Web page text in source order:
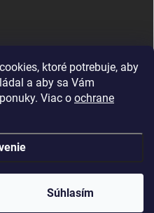
ktoré potrebuje, aby
a aby sa Vám
Viac o ochrane
Súhlasím
Shoptet
práva vyhradené.Upraviť nastavenie